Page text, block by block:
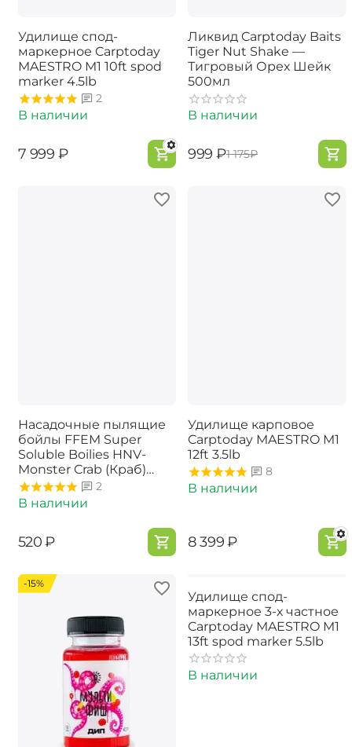
Удилище спод-
маркерное Carptoday
MAESTRO M1 10ft spod
marker 4.5lb
2
В наличии
‍7 999‍ ₽
Ликвид Carptoday Baits
Tiger Nut Shake —
Тигровый Орех Шейк
500мл
В наличии
‍999‍ ₽‍1 175‍₽
Насадочные пылящие
бойлы FFEM Super
Soluble Boilies HNV-
Monster Crab (Краб)
16/20mm
2
В наличии
‍520‍ ₽
Удилище карповое
Carptoday MAESTRO M1
12ft 3.5lb
8
В наличии
‍8 399‍₽
-15%
Удилище спод-
маркерное 3-х частное
Carptoday MAESTRO M1
13ft spod marker 5.5lb
В наличии